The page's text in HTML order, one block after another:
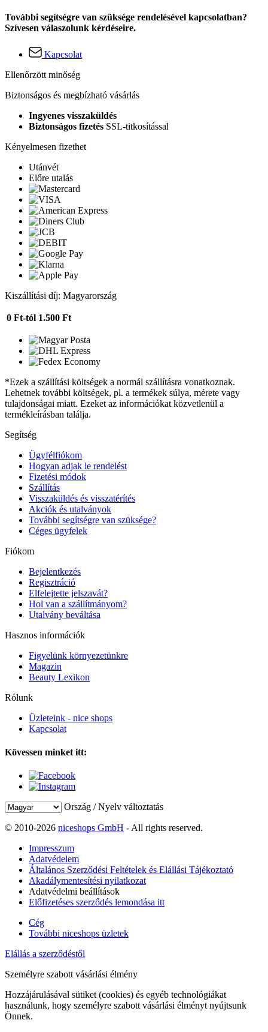
További segítségre van szüksége rendelésével kapcsolatban?
Szívesen válaszolunk kérdéseire.
Kapcsolat
Ellenőrzött minőség
Biztonságos és megbízható vásárlás
Ingyenes visszaküldés
Biztonságos fizetés SSL-titkosítással
Kényelmesen fizethet
Utánvét
Előre utalás
Kiszállítási díj: Magyarország
0 Ft-tól 1.500 Ft
*Ezek a szállítási költségek a normál szállításra vonatkoznak.
Lehetnek további költségek, pl. a termékek súlya, mérete vagy
tulajdonságai miatt. Ezeket az információkat közvetlenül a
termékleírásban találja.
Segítség
Ügyfélfiókom
Hogyan adjak le rendelést
Fizetési módok
Szállítás
Visszaküldés és visszatérítés
Akciók és utalványok
További segítségre van szüksége?
Céges ügyfelek
Fiókom
Bejelentkezés
Regisztráció
Elfelejtette jelszavát?
Hol van a szállítmányom?
Utalvány beváltása
Hasznos információk
Figyelünk környezetünkre
Magazin
Beauty Lexikon
Rólunk
Üzleteink - nice shops
Kapcsolat
Kövessen minket itt:
Ország / Nyelv változtatás
© 2010-2026 niceshops GmbH - All rights reserved.
Impresszum
Adatvédelem
Általános Szerződési Feltételek és Elállási Tájékoztató
Akadálymentesítési nyilatkozat
Adatvédelmi beállítások
Előfizetéses szerződés lemondása itt
Cég
További niceshops üzletek
Elállás a szerződéstől
Személyre szabott vásárlási élmény
Hozzájárulásával sütiket (cookies) és egyéb technológiákat
használunk, hogy személyre szabott vásárlási élményt nyújtsunk
Önnek.